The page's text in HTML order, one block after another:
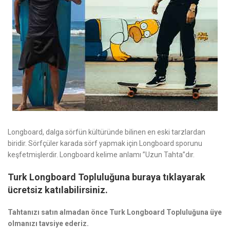
Longboard, dalga sörfün kültüründe bilinen en eski tarzlardan
biridir. Sörfçüler karada sörf yapmak için Longboard sporunu
keşfetmişlerdir. Longboard kelime anlamı ”Uzun Tahta”dır.
Turk Longboard Topluluğuna buraya tıklayarak
ücretsiz katılabilirsiniz.
Tahtanızı satın almadan önce Turk Longboard Topluluğuna üye
olmanızı tavsiye ederiz.